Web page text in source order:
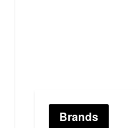
Brands